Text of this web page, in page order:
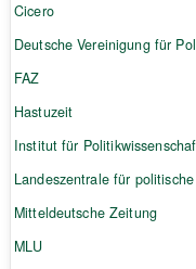
Cicero
Deutsche Vereinigung für
FAZ
Hastuzeit
Institut für
Landeszentrale für
Mitteldeutsche Zeitung
MLU